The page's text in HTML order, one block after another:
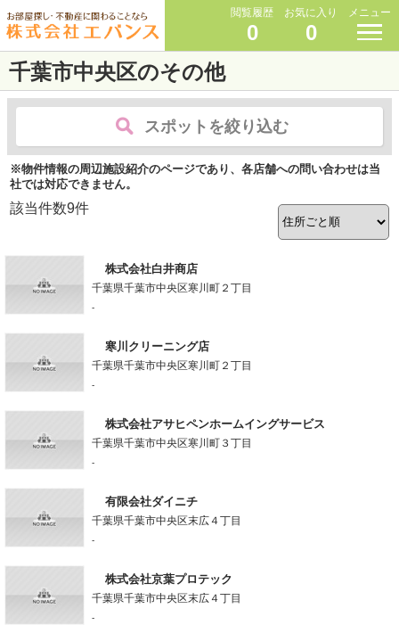
閲覧履歴
0
お気に入り
0
メニュー
千葉市中央区のその他
スポットを絞り込む
※物件情報の周辺施設紹介のページであり、各店舗への問い合わせは当
社では対応できません。
該当件数9件
株式会社白井商店
千葉県千葉市中央区寒川町２丁目
-
寒川クリーニング店
千葉県千葉市中央区寒川町２丁目
-
株式会社アサヒペンホームイングサービス
千葉県千葉市中央区寒川町３丁目
-
有限会社ダイニチ
千葉県千葉市中央区末広４丁目
-
株式会社京葉プロテック
千葉県千葉市中央区末広４丁目
-